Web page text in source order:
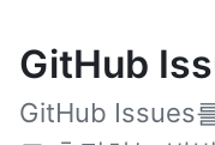
GitHub
GitHub Issues